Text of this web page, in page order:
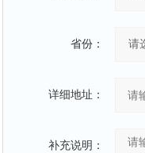
省份：
详细地址：
补充说明：